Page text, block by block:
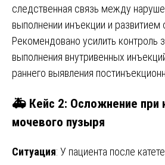
следственная связь между
выполнении инъекции и развитием
Рекомендовано усилить контроль
выполнения внутривенных
раннего выявления
🚑 Кейс 2: Осложнение при
мочевого пузыря
Ситуация: У пациента после